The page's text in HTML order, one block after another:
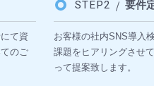
て資
のご
STEP2 要件
お客様の社内SNS導入
課題をヒアリングさせ
って提案致します。